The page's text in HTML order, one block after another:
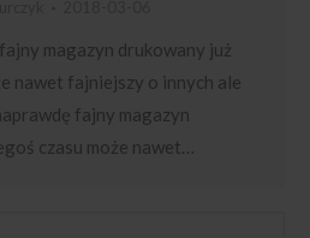
magazyn drukowany już
nawet fajniejszy o innych ale
fajny magazyn
czasu może nawet…